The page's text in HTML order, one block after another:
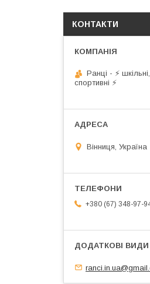
КОНТАКТИ
Ранці - ⚡
спортивні ⚡
Вінниця, Україна
+380 (67) 348-97-